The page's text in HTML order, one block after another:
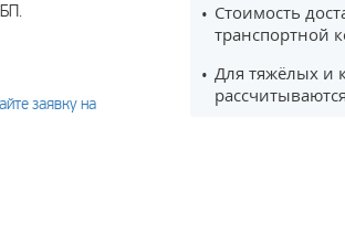
заявку на
Стоимость
транспортной
Для тяжёлых и